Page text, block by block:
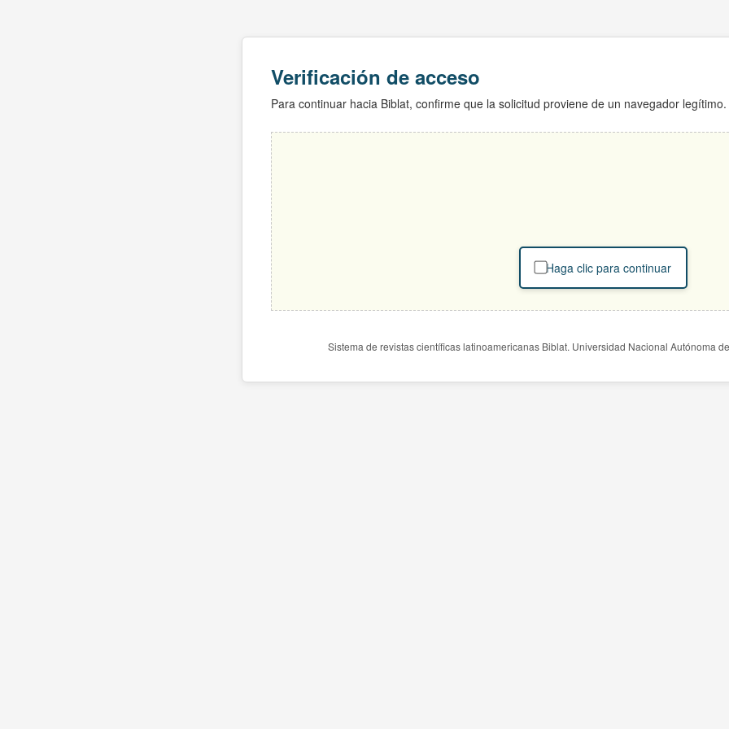
Verificación de acceso
Para continuar hacia Biblat, confirme que la solicitud proviene de un navegador legítimo.
Haga clic para continuar
Sistema de revistas científicas latinoamericanas Biblat. Universidad Nacional Autónoma